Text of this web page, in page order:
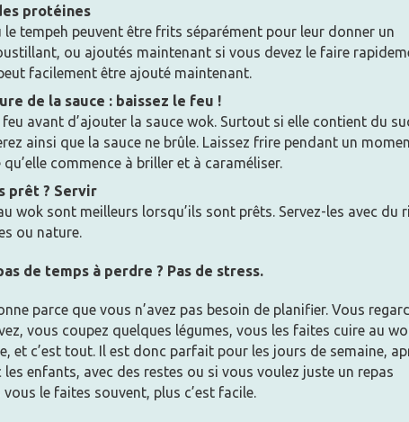
protéines
le tempeh peuvent être frits séparément pour leur donner un
ou ajoutés maintenant si vous devez le faire
facilement être ajouté maintenant.
de la sauce : baissez le feu !
feu avant d’ajouter la sauce wok. Surtout si elle contient du
ainsi que la sauce ne brûle. Laissez frire pendant un
qu’elle commence à briller et à caraméliser.
prêt ? Servir
wok sont meilleurs lorsqu’ils sont prêts. Servez-les avec du
ou nature.
de temps à perdre ? Pas de stress.
parce que vous n’avez pas besoin de planifier. Vous
vous coupez quelques légumes, vous les faites cuire au
et c’est tout. Il est donc parfait pour les jours de semaine,
les enfants, avec des restes ou si vous voulez juste un repas
vous le faites souvent, plus c’est facile.